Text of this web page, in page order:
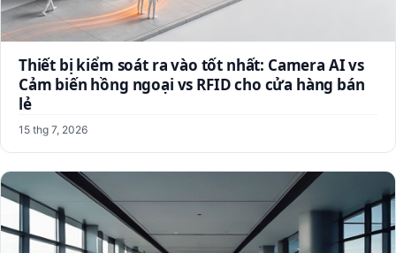
Thiết bị kiểm soát ra vào tốt nhất: Camera AI vs
Cảm biến hồng ngoại vs RFID cho cửa hàng bán
lẻ
15 thg 7, 2026